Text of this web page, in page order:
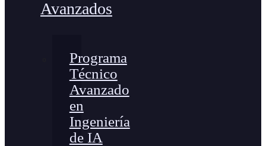
Avanzados
Programa
Técnico
Avanzado
en
Ingeniería
de IA